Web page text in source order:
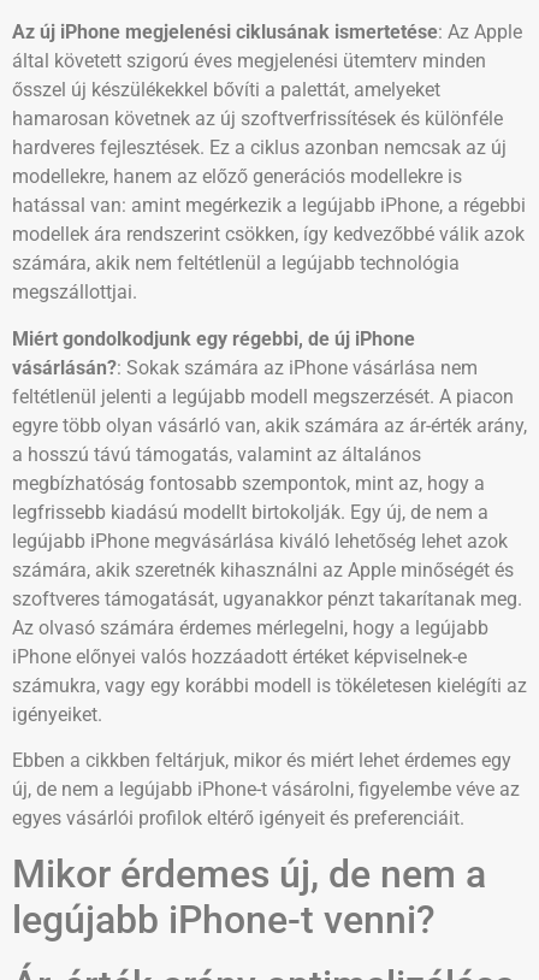
Az új iPhone megjelenési ciklusának ismertetése: Az Apple
által követett szigorú éves megjelenési ütemterv minden
ősszel új készülékekkel bővíti a palettát, amelyeket
hamarosan követnek az új szoftverfrissítések és különféle
hardveres fejlesztések. Ez a ciklus azonban nemcsak az új
modellekre, hanem az előző generációs modellekre is
hatással van: amint megérkezik a legújabb iPhone, a régebbi
modellek ára rendszerint csökken, így kedvezőbbé válik azok
számára, akik nem feltétlenül a legújabb technológia
megszállottjai.
Miért gondolkodjunk egy régebbi, de új iPhone
vásárlásán?: Sokak számára az iPhone vásárlása nem
feltétlenül jelenti a legújabb modell megszerzését. A piacon
egyre több olyan vásárló van, akik számára az ár-érték arány,
a hosszú távú támogatás, valamint az általános
megbízhatóság fontosabb szempontok, mint az, hogy a
legfrissebb kiadású modellt birtokolják. Egy új, de nem a
legújabb iPhone megvásárlása kiváló lehetőség lehet azok
számára, akik szeretnék kihasználni az Apple minőségét és
szoftveres támogatását, ugyanakkor pénzt takarítanak meg.
Az olvasó számára érdemes mérlegelni, hogy a legújabb
iPhone előnyei valós hozzáadott értéket képviselnek-e
számukra, vagy egy korábbi modell is tökéletesen kielégíti az
igényeiket.
Ebben a cikkben feltárjuk, mikor és miért lehet érdemes egy
új, de nem a legújabb iPhone-t vásárolni, figyelembe véve az
egyes vásárlói profilok eltérő igényeit és preferenciáit.
Mikor érdemes új, de nem a
legújabb iPhone-t venni?